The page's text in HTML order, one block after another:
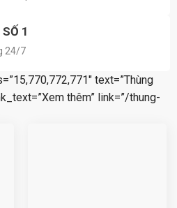
1
24/7
text=”Thùng
thêm” link=”/thung-